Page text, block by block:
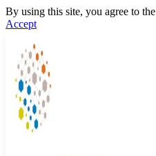
By using this site, you agree to the
Accept